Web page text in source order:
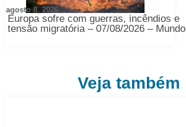
Europa sofre com guerras, incêndios e
tensão migratória – 07/08/2026 – Mundo
agosto 8, 2026
Veja também